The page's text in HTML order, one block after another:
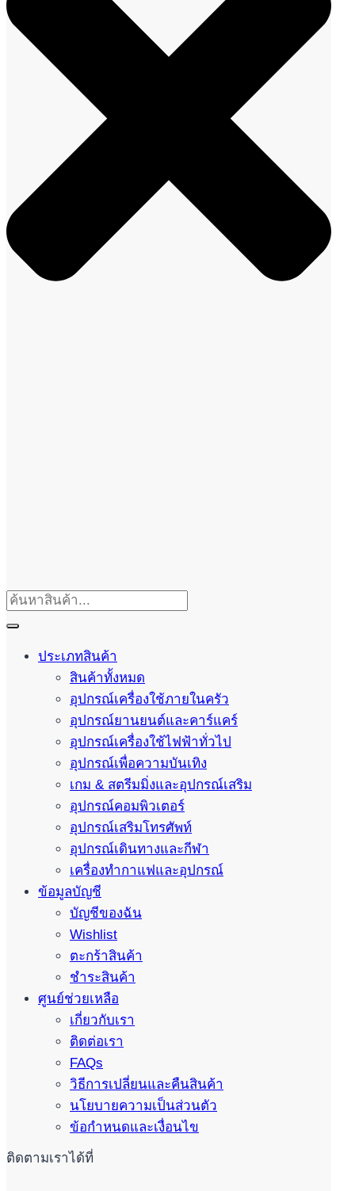
ประเภทสินค้า
สินค้าทั้งหมด
อุปกรณ์เครื่องใช้ภายในครัว
อุปกรณ์ยานยนต์และคาร์แคร์
อุปกรณ์เครื่องใช้ไฟฟ้าทั่วไป
อุปกรณ์เพื่อความบันเทิง
เกม & สตรีมมิ่งและอุปกรณ์เสริม
อุปกรณ์คอมพิวเตอร์
อุปกรณ์เสริมโทรศัพท์
อุปกรณ์เดินทางและกีฬา
เครื่องทำกาแฟและอุปกรณ์
ข้อมูลบัญชี
บัญชีของฉัน
Wishlist
ตะกร้าสินค้า
ชำระสินค้า
ศูนย์ช่วยเหลือ
เกี่ยวกับเรา
ติดต่อเรา
FAQs
วิธีการเปลี่ยนและคืนสินค้า
นโยบายความเป็นส่วนตัว
ข้อกำหนดและเงื่อนไข
ติดตามเราได้ที่